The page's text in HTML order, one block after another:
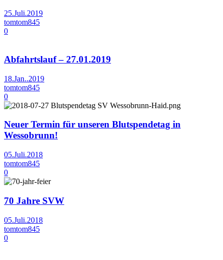
25.Juli.2019
tomtom845
0
Abfahrtslauf – 27.01.2019
18.Jan..2019
tomtom845
0
Neuer Termin für unseren Blutspendetag in
Wessobrunn!
05.Juli.2018
tomtom845
0
70 Jahre SVW
05.Juli.2018
tomtom845
0